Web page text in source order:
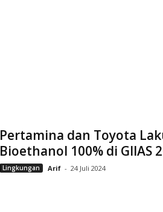
Pertamina dan Toyota
Bioethanol 100% di GIIAS
Lingkungan Arif - 24 Juli 2024